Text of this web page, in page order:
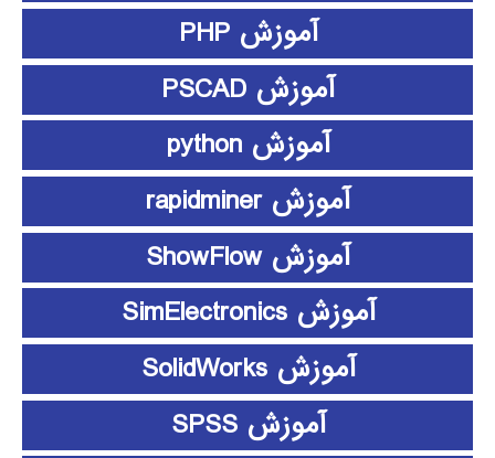
آموزش PHP
آموزش PSCAD
آموزش python
آموزش rapidminer
آموزش ShowFlow
آموزش SimElectronics
آموزش SolidWorks
آموزش SPSS